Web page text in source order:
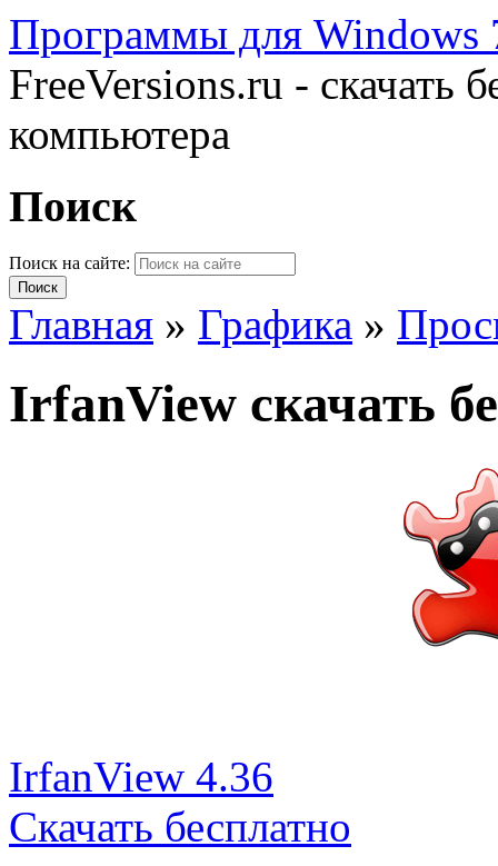
Программы для Windows
FreeVersions.ru - скачать
компьютера
Поиск
Поиск на сайте:
Главная » Графика »
IrfanView скачать
IrfanView 4.36
Скачать бесплатно